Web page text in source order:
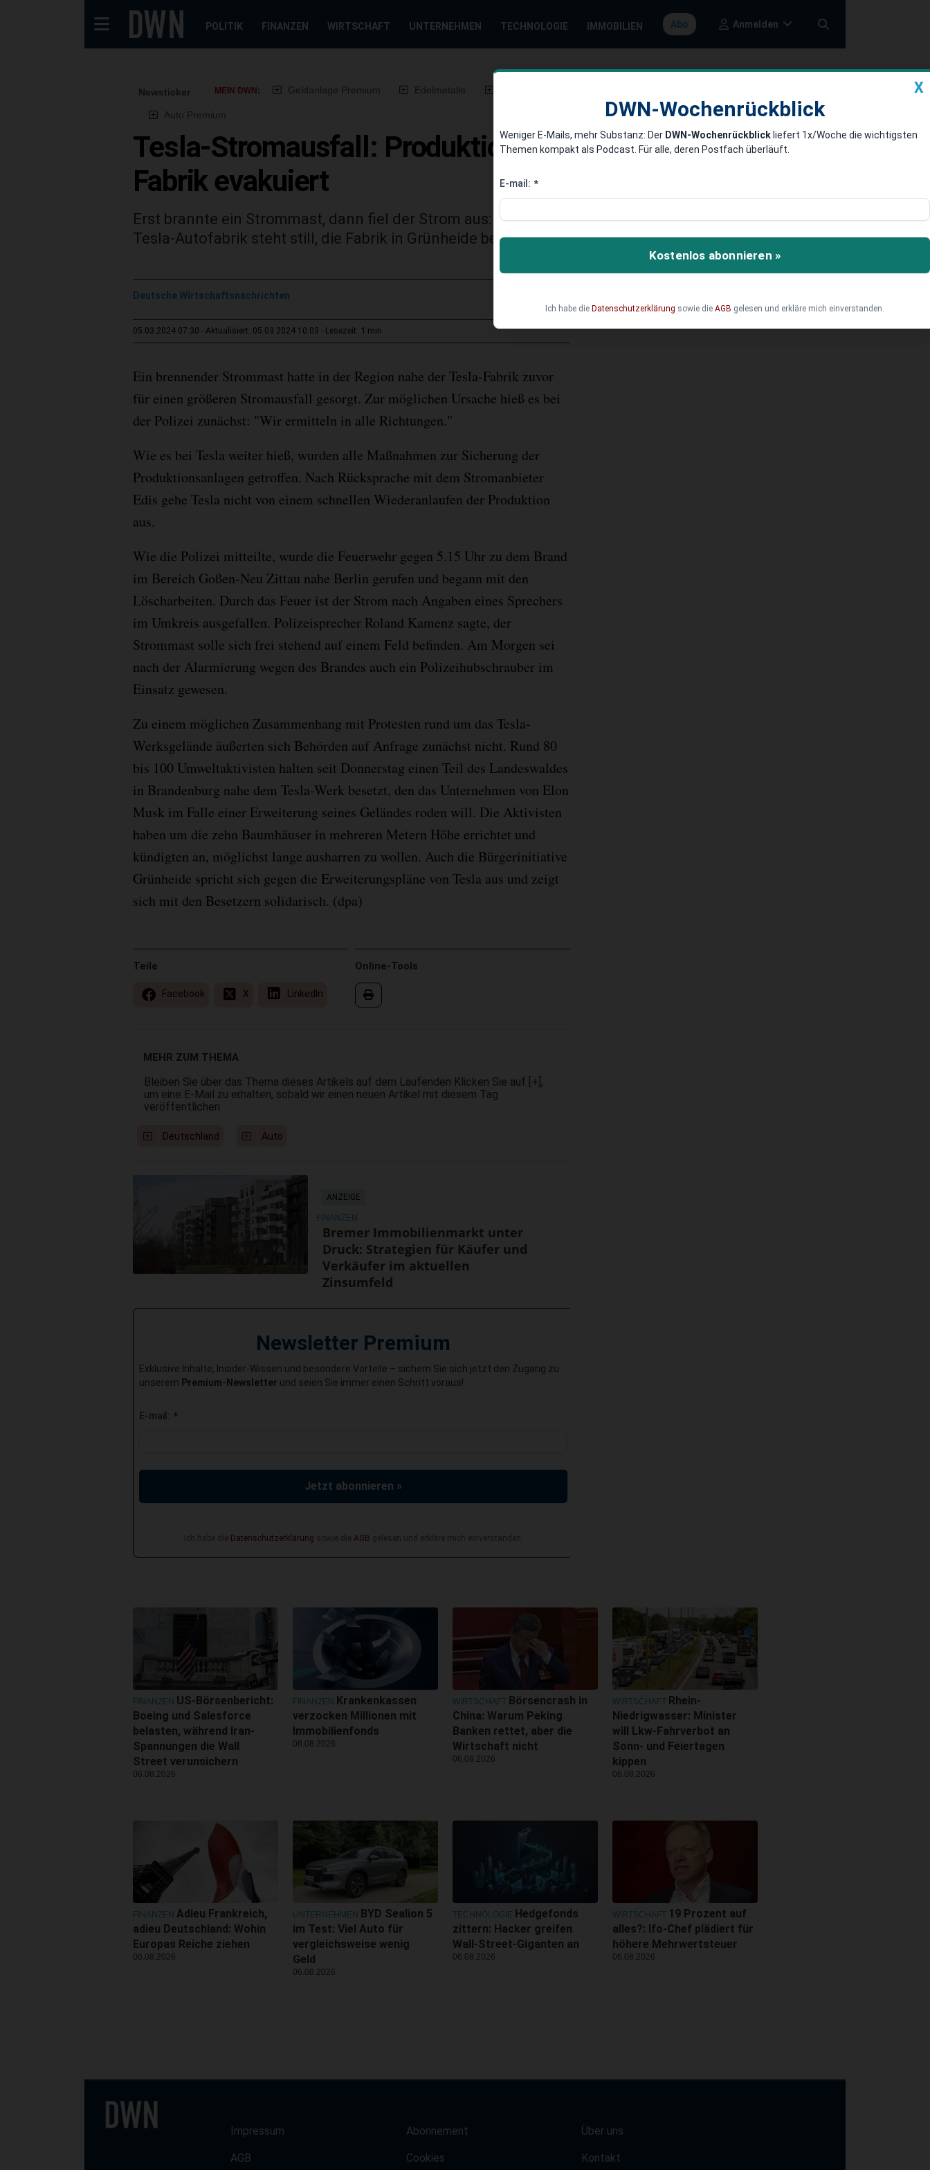
POLITIK FINANZEN WIRTSCHAFT UNTERNEHMEN TECHNOLOGIE IMMOBILIEN Abo Anmelden
Newsticker MEIN DWN: Geldanlage Premium Edelmetalle
Auto Premium
Tesla-Stromausfall: Produktion bei Berlin steht still -
Fabrik evakuiert
Erst brannte ein Strommast, dann fiel der Strom aus: Die Produktion in der einzigen europäischen
Tesla-Autofabrik steht still, die Fabrik in Grünheide bei Berlin sei inzwischen evakuiert worden.
Deutsche Wirtschaftsnachrichten
05.03.2024 07:30 Aktualisiert: 05.03.2024 10:03 Lesezeit: 1 min
Ein brennender Strommast hatte in der Region nahe der Tesla-Fabrik zuvor
für einen größeren Stromausfall gesorgt. Zur möglichen Ursache hieß es bei
der Polizei zunächst: "Wir ermitteln in alle Richtungen."
Wie es bei Tesla weiter hieß, wurden alle Maßnahmen zur Sicherung der
Produktionsanlagen getroffen. Nach Rücksprache mit dem Stromanbieter
Edis gehe Tesla nicht von einem schnellen Wiederanlaufen der Produktion
aus.
Wie die Polizei mitteilte, wurde die Feuerwehr gegen 5.15 Uhr zu dem Brand
im Bereich Goßen-Neu Zittau nahe Berlin gerufen und begann mit den
Löscharbeiten. Durch das Feuer ist der Strom nach Angaben eines Sprechers
im Umkreis ausgefallen. Polizeisprecher Roland Kamenz sagte, der
Strommast solle sich frei stehend auf einem Feld befinden. Am Morgen sei
nach der Alarmierung wegen des Brandes auch ein Polizeihubschrauber im
Einsatz gewesen.
Zu einem möglichen Zusammenhang mit Protesten rund um das Tesla-
Werksgelände äußerten sich Behörden auf Anfrage zunächst nicht. Rund 80
bis 100 Umweltaktivisten halten seit Donnerstag einen Teil des Landeswaldes
in Brandenburg nahe dem Tesla-Werk besetzt, den das Unternehmen von Elon
Musk im Falle einer Erweiterung seines Geländes roden will. Die Aktivisten
haben um die zehn Baumhäuser in mehreren Metern Höhe errichtet und
kündigten an, möglichst lange ausharren zu wollen. Auch die Bürgerinitiative
Grünheide spricht sich gegen die Erweiterungspläne von Tesla aus und zeigt
sich mit den Besetzern solidarisch. (dpa)
Online-Tools
Teile
Facebook X LinkedIn
MEHR ZUM THEMA
Bleiben Sie über das Thema dieses Artikels auf dem Laufenden Klicken Sie auf [+],
um eine E-Mail zu erhalten, sobald wir einen neuen Artikel mit diesem Tag
veröffentlichen
Deutschland Auto
ANZEIGE
FINANZEN
Bremer Immobilienmarkt unter
Druck: Strategien für Käufer und
Verkäufer im aktuellen
Zinsumfeld
Newsletter Premium
Exklusive Inhalte, Insider-Wissen und besondere Vorteile – sichern Sie sich jetzt den Zugang zu
unserem Premium-Newsletter und seien Sie immer einen Schritt voraus!
E-mail: *
Jetzt abonnieren »
Ich habe die Datenschutzerklärung sowie die AGB gelesen und erkläre mich einverstanden.
X
DWN-Wochenrückblick
Weniger E-Mails, mehr Substanz: Der DWN-Wochenrückblick liefert 1x/Woche die wichtigsten
Themen kompakt als Podcast. Für alle, deren Postfach überläuft.
E-mail: *
Kostenlos abonnieren »
Ich habe die Datenschutzerklärung sowie die AGB gelesen und erkläre mich einverstanden.
FINANZEN US-Börsenbericht:
Boeing und Salesforce
belasten, während Iran-
Spannungen die Wall
Street verunsichern
06.08.2026
FINANZEN Krankenkassen
verzocken Millionen mit
Immobilienfonds
06.08.2026
WIRTSCHAFT Börsencrash in
China: Warum Peking
Banken rettet, aber die
Wirtschaft nicht
06.08.2026
WIRTSCHAFT Rhein-
Niedrigwasser: Minister
will Lkw-Fahrverbot an
Sonn- und Feiertagen
kippen
06.08.2026
FINANZEN Adieu Frankreich,
adieu Deutschland: Wohin
Europas Reiche ziehen
06.08.2026
UNTERNEHMEN BYD Sealion 5
im Test: Viel Auto für
vergleichsweise wenig
Geld
06.08.2026
TECHNOLOGIE Hedgefonds
zittern: Hacker greifen
Wall-Street-Giganten an
06.08.2026
WIRTSCHAFT 19 Prozent auf
alles?: Ifo-Chef plädiert für
höhere Mehrwertsteuer
06.08.2026
Impressum
AGB
Abonnement
Cookies
Über uns
Kontakt